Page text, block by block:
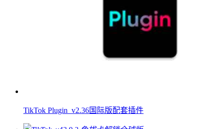
TikTok Plugin_v2.36国际版配套插件